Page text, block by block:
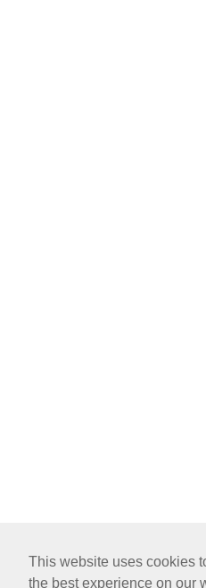
This website uses cookies
the best experience on our